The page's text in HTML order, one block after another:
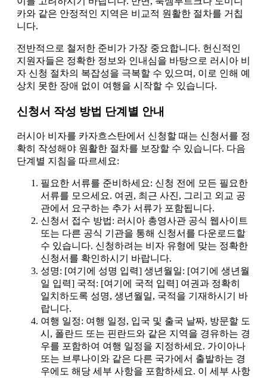
카와 같은 안정적인 지역은 비교적 원활한 절차를 거칩
니다.
전반적으로 철저한 준비가 가장 중요합니다. 헌신적인
지원자들은 정확한 정보와 인내심을 바탕으로 러시아 비
자 신청 절차의 복잡성을 극복할 수 있으며, 이로 인해 예
상치 못한 장애 없이 여행을 시작할 수 있습니다.
신청서 작성 방법 단계별 안내
러시아 비자를 카자흐스탄에서 신청할 때는 신청서를 정
확히 작성해야 원활한 절차를 보장할 수 있습니다. 다음
단계별 지침을 따르세요:
필요한 서류를 준비하세요: 신청 전에 모든 필요한
서류를 모으세요. 여권, 최근 사진, 그리고 외교 공
관에서 요구하는 추가 서류가 포함됩니다.
신청서 접수 방법: 러시아 총영사관 공식 웹사이트
또는 다른 공식 기관을 통해 신청서를 다운로드할
수 있습니다. 신청하려는 비자 유형에 맞는 정확한
신청서를 확인하시기 바랍니다.
성명: [여기에 성명 입력] 생년월일: [여기에 생년월
일 입력] 국적: [여기에 국적 입력] 여권과 정확히
일치하도록 성명, 생년월일, 국적을 기재하시기 바
랍니다.
여행 일정: 여행 일정, 입국 및 출국 날짜, 방문할 도
시, 폴란드 또는 핀란드와 같은 지역을 경유하는 경
우를 포함하여 여행 일정을 지정하세요. 가이아나
또는 브루나이와 같은 다른 국가에서 출발하는 경
우에도 해당 세부 사항을 포함하세요. 이 세부 사항